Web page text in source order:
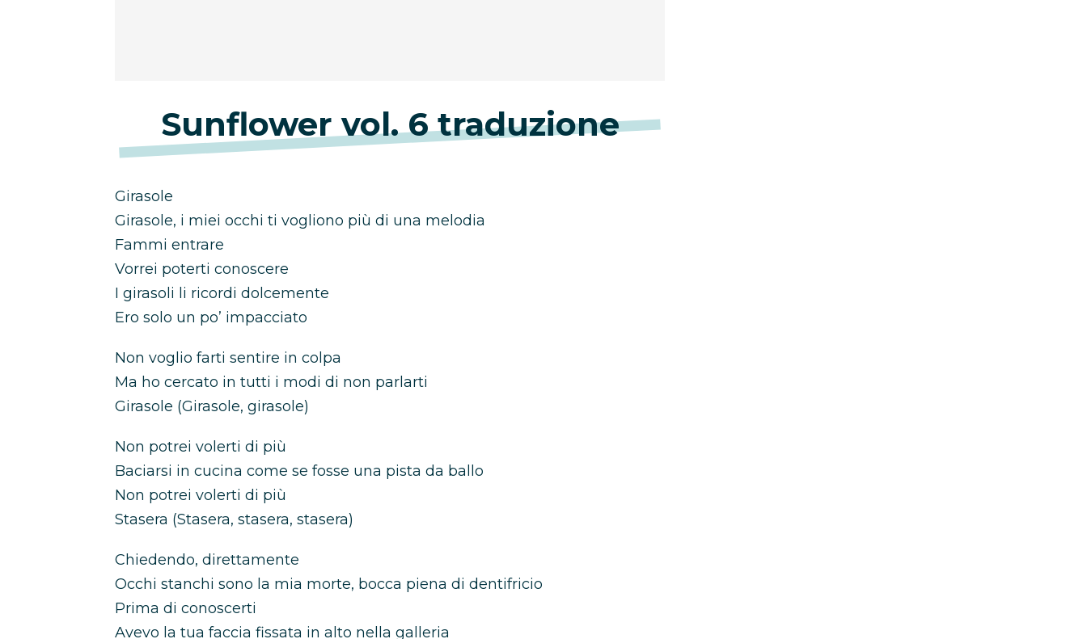
Sunflower vol. 6 traduzione
Girasole
Girasole, i miei occhi ti vogliono più di una melodia
Fammi entrare
Vorrei poterti conoscere
I girasoli li ricordi dolcemente
Ero solo un po’ impacciato
Non voglio farti sentire in colpa
Ma ho cercato in tutti i modi di non parlarti
Girasole (Girasole, girasole)
Non potrei volerti di più
Baciarsi in cucina come se fosse una pista da ballo
Non potrei volerti di più
Stasera (Stasera, stasera, stasera)
Chiedendo, direttamente
Occhi stanchi sono la mia morte, bocca piena di dentifricio
Prima di conoscerti
Avevo la tua faccia fissata in alto nella galleria